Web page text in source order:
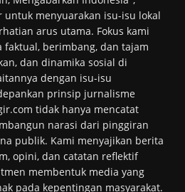
untuk menyuarakan isu-isu lokal
arus utama. Fokus kami
berimbang, dan tajam
dan dinamika sosial di
dengan isu-isu
prinsip jurnalisme
tidak hanya mencatat
narasi dari pinggiran
publik. Kami menyajikan berita
opini, dan catatan reflektif
membentuk media yang
pada kepentingan masyarakat.